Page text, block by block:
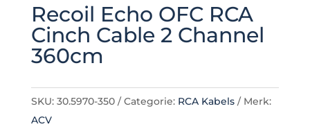
Recoil Echo OFC RCA
Cinch Cable 2 Channel
360cm
SKU: 30.5970-350 Categorie: RCA Kabels
Merk:
ACV